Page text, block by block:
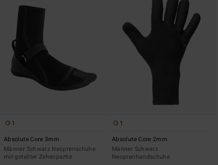
1
Absolute Core 3mm
Männer Schwarz Neoprenschuhe
mit geteilter Zehenpartie
1
Absolute Core 2mm
Männer Schwarz
Neoprenhandschuhe